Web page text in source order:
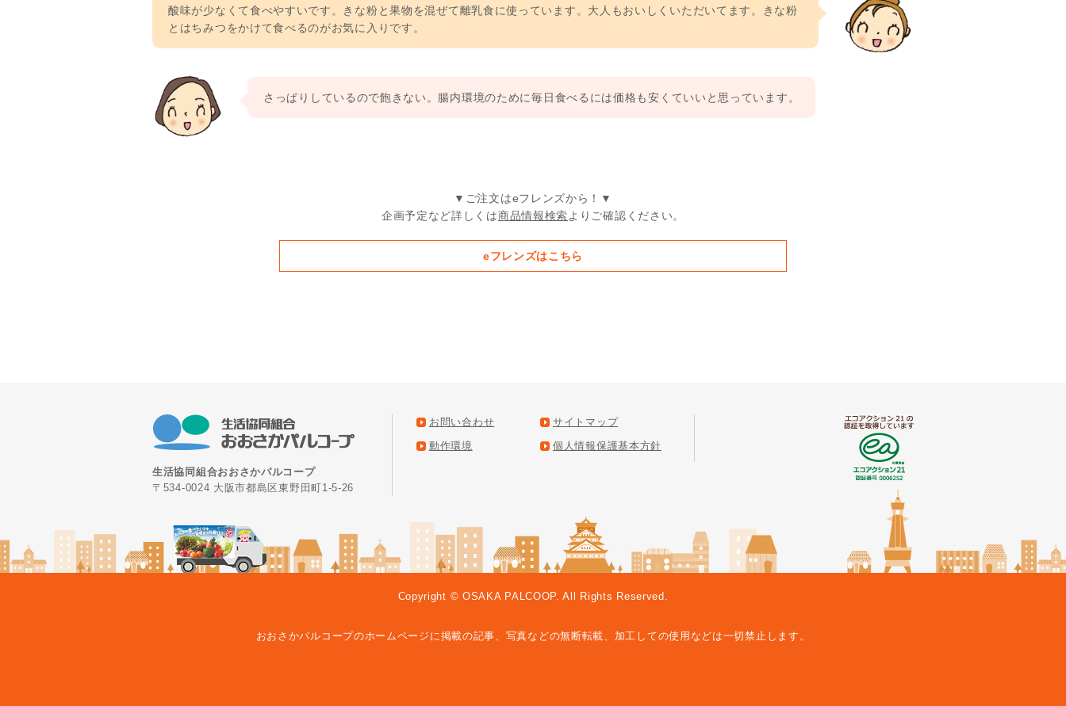
酸味が少なくて食べやすいです。きな粉と果物を混ぜて離乳食に使っています。大人もおいしくいただいてます。きな粉
とはちみつをかけて食べるのがお気に入りです。
さっぱりしているので飽きない。腸内環境のために毎日食べるには価格も安くていいと思っています。
▼ご注文はeフレンズから！▼
企画予定など詳しくは商品情報検索よりご確認ください。
eフレンズはこちら
生活協同組合おおさかパルコープ
〒534-0024 大阪市都島区東野田町1-5-26
お問い合わせ サイトマップ
動作環境 個人情報保護基本方針
Copyright © OSAKA PALCOOP. All Rights Reserved.
おおさかパルコープのホームページに掲載の記事、 写真などの無断転載、加工しての使用などは一切禁止します。